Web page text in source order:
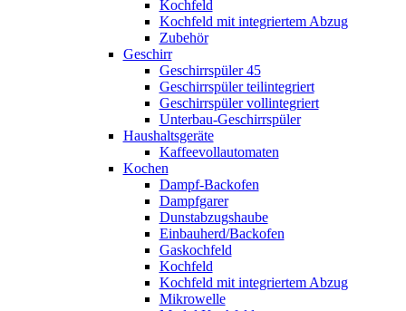
Kochfeld
Kochfeld mit integriertem Abzug
Zubehör
Geschirr
Geschirrspüler 45
Geschirrspüler teilintegriert
Geschirrspüler vollintegriert
Unterbau-Geschirrspüler
Haushaltsgeräte
Kaffeevollautomaten
Kochen
Dampf-Backofen
Dampfgarer
Dunstabzugshaube
Einbauherd/Backofen
Gaskochfeld
Kochfeld
Kochfeld mit integriertem Abzug
Mikrowelle